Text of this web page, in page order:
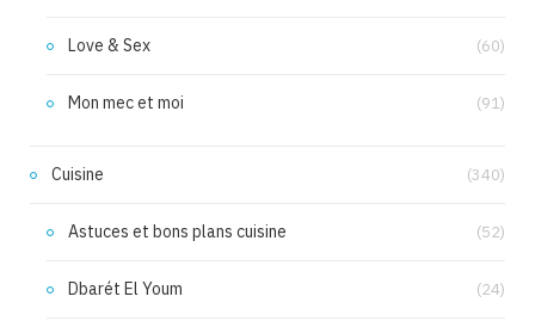
Love & Sex (60)
Mon mec et moi (91)
Cuisine (340)
Astuces et bons plans cuisine (52)
Dbarét El Youm (24)